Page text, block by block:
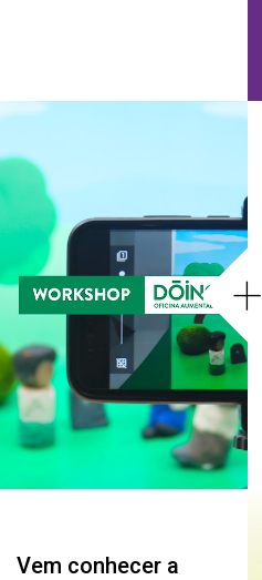
+
Vem conhecer a